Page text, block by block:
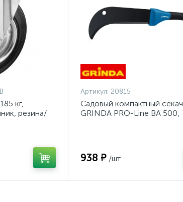
кг,
резина/
Артикул: 20815
Садовый компактный секач
GRINDA PRO-Line BA 500,
938 ₽ /шт